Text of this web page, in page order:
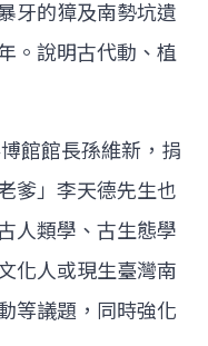
牙的獐及南勢坑遺
。說明古代動、植
館館長孫維新，捐
爹」李天德先生也
人類學、古生態學
化人或現生臺灣南
等議題，同時強化